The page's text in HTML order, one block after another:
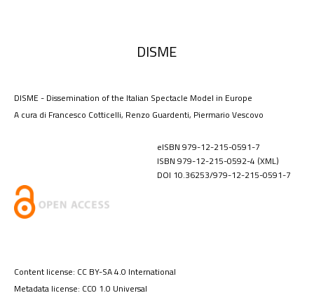
DISME
DISME - Dissemination of the Italian Spectacle Model in Europe
A cura di Francesco Cotticelli, Renzo Guardenti, Piermario Vescovo
eISBN 979-12-215-0591-7
ISBN 979-12-215-0592-4 (XML)
DOI 10.36253/979-12-215-0591-7
Content license: CC BY-SA 4.0 International
Metadata license: CC0 1.0 Universal